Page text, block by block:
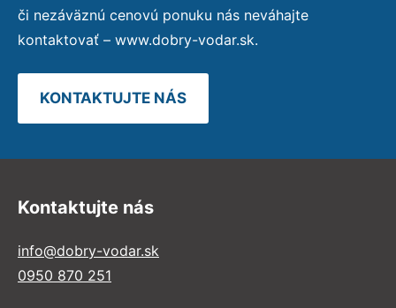
či nezáväznú cenovú ponuku nás neváhajte
kontaktovať – www.dobry-vodar.sk.
KONTAKTUJTE NÁS
Kontaktujte nás
info@dobry-vodar.sk
0950 870 251